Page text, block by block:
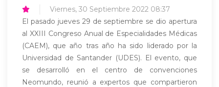
Viernes, 30 Septiembre 2022 08:37
El pasado jueves 29 de septiembre se dio apertura
al XXIII Congreso Anual de Especialidades Médicas
(CAEM), que año tras año ha sido liderado por la
Universidad de Santander (UDES). El evento, que
se desarrolló en el centro de convenciones
Neomundo, reunió a expertos que compartieron